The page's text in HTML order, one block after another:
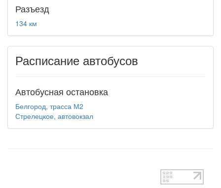
Разъезд
134 км
Расписание автобусов
Автобусная остановка
Белгород, трасса М2
Стрелецкое, автовокзал